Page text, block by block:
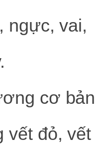
ngực, vai,
cơ bản
vết đỏ, vết